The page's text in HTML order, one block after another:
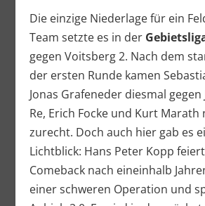
Die einzige Niederlage für ein
Team setzte es in der
gegen Voitsberg 2. Nach dem
der ersten Runde kamen
Jonas Grafeneder diesmal gegen
Re, Erich Focke und Kurt
zurecht. Doch auch hier gab es
Lichtblick: Hans Peter Kopp
Comeback nach eineinhalb
einer schweren Operation und